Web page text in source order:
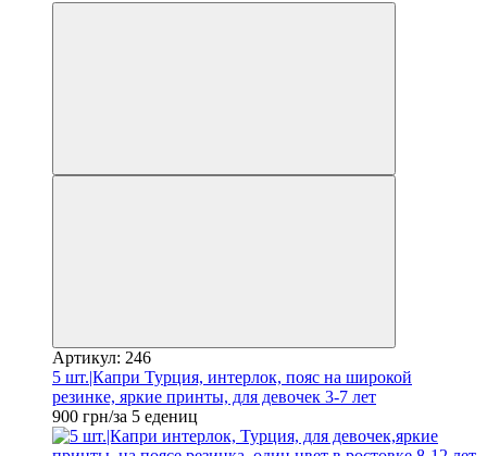
Артикул: 246
5 шт.|Капри Турция, интерлок, пояс на широкой
резинке, яркие принты, для девочек 3-7 лет
900 грн/за 5 едениц